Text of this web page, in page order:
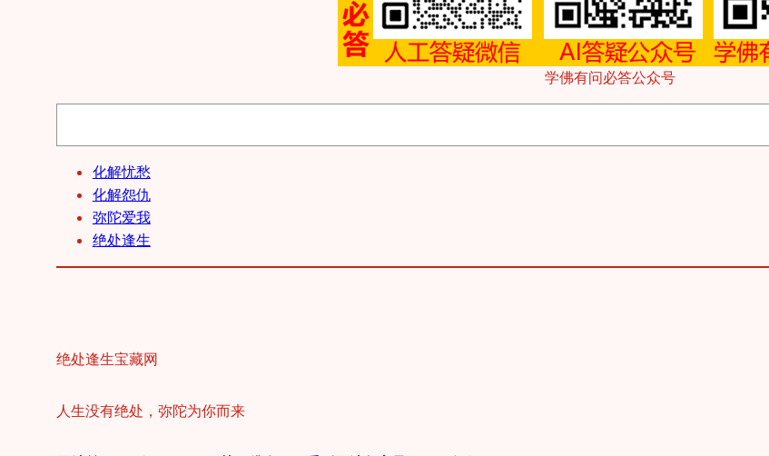
学佛有问必答公众号
化解忧愁
化解怨仇
弥陀爱我
绝处逢生
绝处逢生宝藏网
人生没有绝处，弥陀为你而来